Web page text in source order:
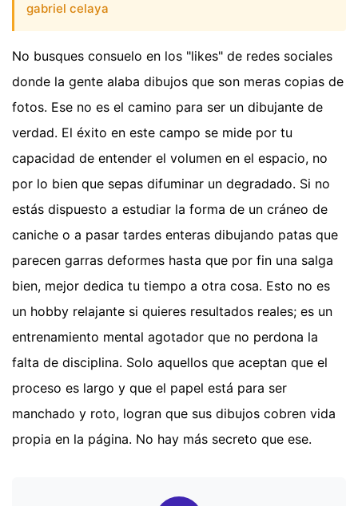
gabriel celaya
No busques consuelo en los "likes" de redes sociales
donde la gente alaba dibujos que son meras copias de
fotos. Ese no es el camino para ser un dibujante de
verdad. El éxito en este campo se mide por tu
capacidad de entender el volumen en el espacio, no
por lo bien que sepas difuminar un degradado. Si no
estás dispuesto a estudiar la forma de un cráneo de
caniche o a pasar tardes enteras dibujando patas que
parecen garras deformes hasta que por fin una salga
bien, mejor dedica tu tiempo a otra cosa. Esto no es
un hobby relajante si quieres resultados reales; es un
entrenamiento mental agotador que no perdona la
falta de disciplina. Solo aquellos que aceptan que el
proceso es largo y que el papel está para ser
manchado y roto, logran que sus dibujos cobren vida
propia en la página. No hay más secreto que ese.